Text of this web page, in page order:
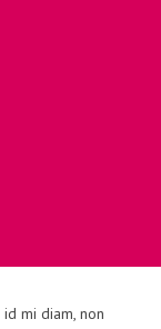
mi diam, non